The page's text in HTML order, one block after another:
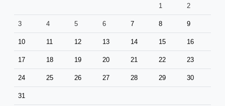
1 2
3 4 5 6 7 8 9
10 11 12 13 14 15 16
17 18 19 20 21 22 23
24 25 26 27 28 29 30
31